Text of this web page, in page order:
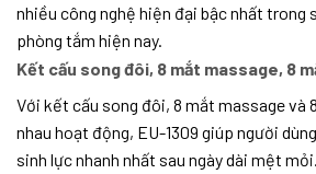
nhiều công nghệ hiện đại bậc nhất trong
phòng tắm hiện nay.
Kết cấu song đôi, 8 mắt massage, 8
Với kết cấu song đôi, 8 mắt massage và
nhau hoạt động, EU-1309 giúp người
sinh lực nhanh nhất sau ngày dài mệt